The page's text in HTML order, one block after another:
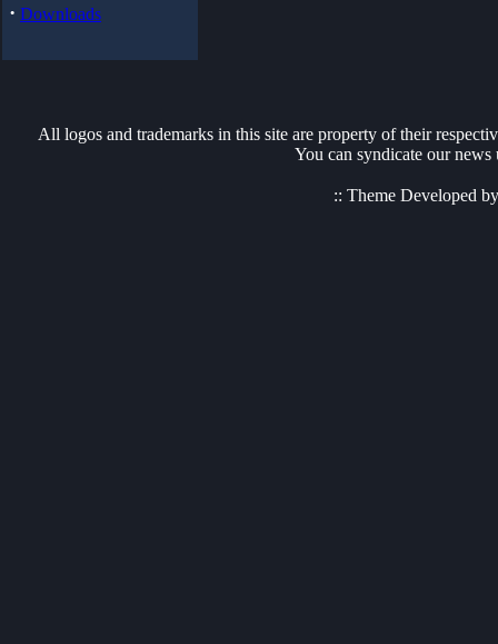
· Downloads
All logos and trademarks in this site are property of their
You can syndicate our
:: Theme Developed